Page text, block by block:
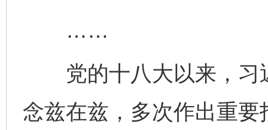
……
党的十八大以来，习
念兹在兹，多次作出重要